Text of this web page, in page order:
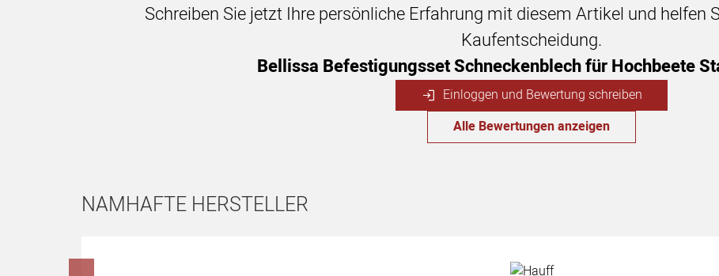
Schreiben Sie jetzt Ihre persönliche Erfahrung mit diesem Artikel und helfen
Kaufentscheidung.
Bellissa Befestigungsset Schneckenblech für Hochbeete
Einloggen und Bewertung schreiben
Alle Bewertungen anzeigen
NAMHAFTE HERSTELLER